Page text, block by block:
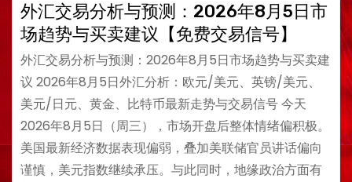
外汇交易分析与预测：2026年8月5日市
场趋势与买卖建议【免费交易信号】
外汇交易分析与预测：2026年8月5日市场趋势与买卖建
议 2026年8月5日外汇分析：欧元/美元、英镑/美元、
美元/日元、黄金、比特币最新走势与交易信号 今天
2026年8月5日（周三），市场开盘后整体情绪偏积极。
美国最新经济数据表现偏弱，叠加美联储官员讲话偏向
谨慎，美元指数继续承压。与此同时，地缘政治方面有